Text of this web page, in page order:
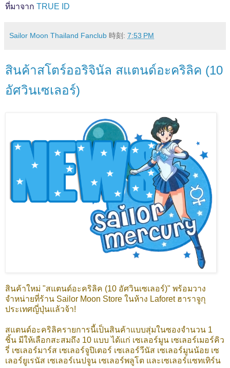
ที่มาจาก TRUE ID
Sailor Moon Thailand Fanclub 時刻: 7:53 PM
สินค้าสโตร์ออริจินัล สแตนด์อะคริลิค (10
อัศวินเซเลอร์)
สินค้าใหม่ "สแตนด์อะคริลิค (10 อัศวินเซเลอร์)" พร้อมวาง
จำหน่ายที่ร้าน Sailor Moon Store ในห้าง Laforet ฮาราจูกุ
ประเทศญี่ปุ่นแล้วจ้า!
สแตนด์อะคริลิครายการนี้เป็นสินค้าแบบสุ่มในซองจำนวน 1
ชิ้น มีให้เลือกสะสมถึง 10 แบบ ได้แก่ เซเลอร์มูน เซเลอร์เมอร์คิว
รี่ เซเลอร์มาร์ส เซเลอร์จูปิเตอร์ เซเลอร์วีนัส เซเลอร์มูนน้อย เซ
เลอร์ยูเรนัส เซเลอร์เนปจูน เซเลอร์พลูโต และเซเลอร์แซทเทิร์น